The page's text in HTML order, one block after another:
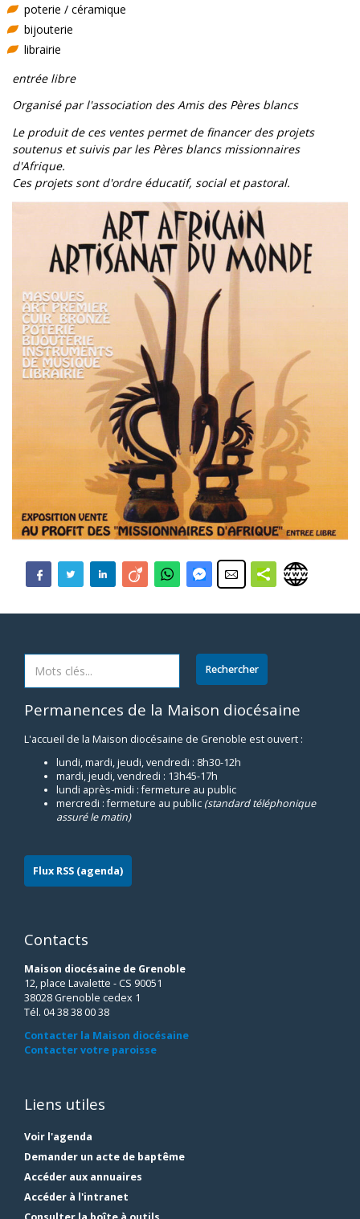
poterie / céramique
bijouterie
librairie
entrée libre
Organisé par l'association des Amis des Pères blancs
Le produit de ces ventes permet de financer des projets
soutenus et suivis par les Pères blancs missionnaires
d'Afrique.
Ces projets sont d'ordre éducatif, social et pastoral.
Permanences de la Maison diocésaine
L'accueil de la Maison diocésaine de Grenoble est ouvert :
lundi, mardi, jeudi, vendredi : 8h30-12h
mardi, jeudi, vendredi : 13h45-17h
lundi après-midi : fermeture au public
mercredi : fermeture au public (standard téléphonique
assuré le matin)
Flux RSS (agenda)
Contacts
Maison diocésaine de Grenoble
12, place Lavalette - CS 90051
38028 Grenoble cedex 1
Tél. 04 38 38 00 38
Contacter la Maison diocésaine
Contacter votre paroisse
Liens utiles
Voir l'agenda
Demander un acte de baptême
Accéder aux annuaires
Accéder à l'intranet